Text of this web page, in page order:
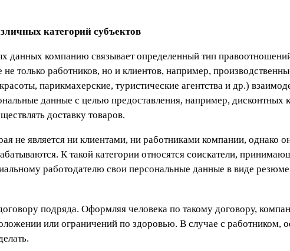
категорий субъектов
данных компанию связывает определенный тип
только работников, но и клиентов, например,
парикмахерские, туристические агентства и др.)
данные с целью предоставления, например, дисконтных
доставку товаров.
не является ни клиентами, ни работниками компании, однако
К такой категории относятся соискатели,
работодателю свои персональные данные в виде
подряда. Оформляя человека по такому договору,
или ограничений по здоровью. В случае с работником,